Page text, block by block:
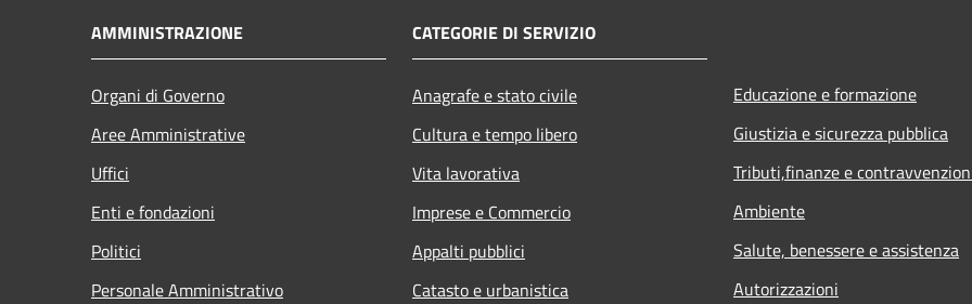
AMMINISTRAZIONE
Organi di Governo
Aree Amministrative
Uffici
Enti e fondazioni
Politici
Personale Amministrativo
CATEGORIE DI SERVIZIO
Anagrafe e stato civile
Cultura e tempo libero
Vita lavorativa
Imprese e Commercio
Appalti pubblici
Catasto e urbanistica
Educazione e formazione
Giustizia e sicurezza pubblica
Tributi,finanze e
Ambiente
Salute, benessere e assistenza
Autorizzazioni